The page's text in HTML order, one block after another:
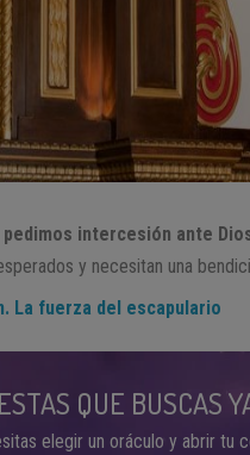
intercesión ante
y necesitan una
La fuerza del escapulario
QUE BUSCAS
elegir un oráculo y abrir tu